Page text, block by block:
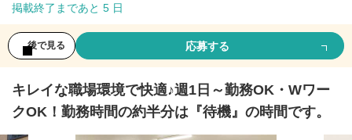
掲載終了まであと 5 日
後で見る 応募する
キレイな職場環境で快適♪週1日～勤務OK・Wワー
クOK！勤務時間の約半分は『待機』の時間です。